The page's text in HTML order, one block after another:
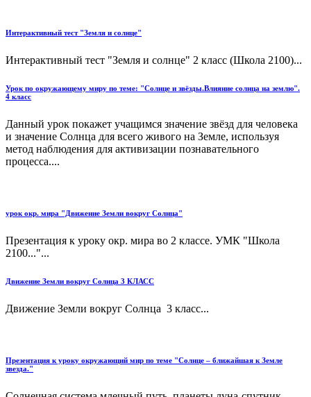
Интерактивный тест "Земля и солнце"
Интерактивный тест "Земля и солнце" 2 класс (Школа 2100)...
Урок по окружающему миру по теме: "Солнце и звёзды.Влияние солнца на землю".
4 класс
Данный урок покажет учащимся значение звёзд для человека
и значение Солнца для всего живого на Земле, используя
метод наблюдения для активизации познавательного
процесса....
урок окр. мира "Движение Земли вокруг Солнца"
Презентация к уроку окр. мира во 2 классе. УМК "Школа
2100..."...
Движение Земли вокруг Солнца 3 КЛАСС
Движение Земли вокруг Солнца 3 класс...
Презентация к уроку окружающий мир по теме "Солнце – ближайшая к Земле
звезда."